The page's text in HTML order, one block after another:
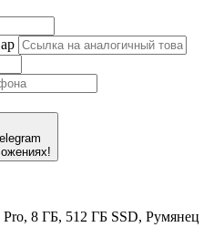
8 ГБ, 512 ГБ SSD, Румянец